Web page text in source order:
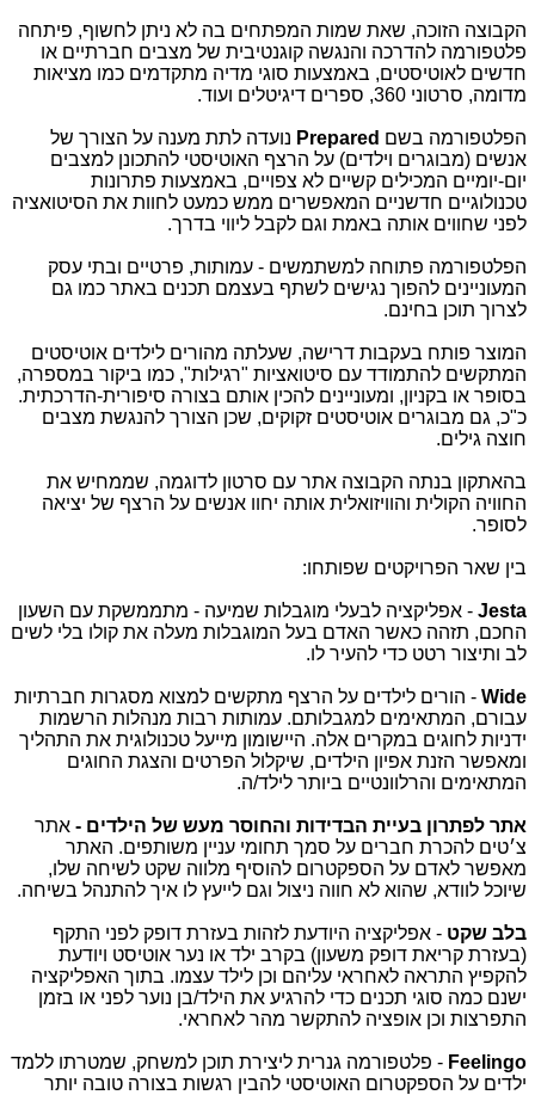
הקבוצה הזוכה, שאת שמות המפתחים בה לא ניתן לחשוף, פיתחה
פלטפורמה להדרכה והנגשה קוגנטיבית של מצבים חברתיים או
חדשים לאוטיסטים, באמצעות סוגי מדיה מתקדמים כמו מציאות
מדומה, סרטוני 360, ספרים דיגיטלים ועוד.
הפלטפורמה בשם Prepared נועדה לתת מענה על הצורך של
אנשים (מבוגרים וילדים) על הרצף האוטיסטי להתכונן למצבים
יום-יומיים המכילים קשיים לא צפויים, באמצעות פתרונות
טכנולוגיים חדשניים המאפשרים ממש כמעט לחוות את הסיטואציה
לפני שחווים אותה באמת וגם לקבל ליווי בדרך.
הפלטפורמה פתוחה למשתמשים - עמותות, פרטיים ובתי עסק
המעוניינים להפוך נגישים לשתף בעצמם תכנים באתר כמו גם
לצרוך תוכן בחינם.
המוצר פותח בעקבות דרישה, שעלתה מהורים לילדים אוטיסטים
המתקשים להתמודד עם סיטואציות "רגילות", כמו ביקור במספרה,
בסופר או בקניון, ומעוניינים להכין אותם בצורה סיפורית-הדרכתית.
כ"כ, גם מבוגרים אוטיסטים זקוקים, שכן הצורך להנגשת מצבים
חוצה גילים.
בהאתקון בנתה הקבוצה אתר עם סרטון לדוגמה, שממחיש את
החוויה הקולית והוויזואלית אותה יחוו אנשים על הרצף של יציאה
לסופר.
בין שאר הפרויקטים שפותחו:
Jesta - אפליקציה לבעלי מוגבלות שמיעה - מתממשקת עם השעון
החכם, תזהה כאשר האדם בעל המוגבלות מעלה את קולו בלי לשים
לב ותיצור רטט כדי להעיר לו.
Wide - הורים לילדים על הרצף מתקשים למצוא מסגרות חברתיות
עבורם, המתאימים למגבלותם. עמותות רבות מנהלות הרשמות
ידניות לחוגים במקרים אלה. היישומון מייעל טכנולוגית את התהליך
ומאפשר הזנת אפיון הילדים, שיקלול הפרטים והצגת החוגים
המתאימים והרלוונטיים ביותר לילד/ה.
אתר לפתרון בעיית הבדידות והחוסר מעש של הילדים - אתר
צ׳טים להכרת חברים על סמך תחומי עניין משותפים. האתר
מאפשר לאדם על הספקטרום להוסיף מלווה שקט לשיחה שלו,
שיוכל לוודא, שהוא לא חווה ניצול וגם לייעץ לו איך להתנהל בשיחה.
בלב שקט - אפליקציה היודעת לזהות בעזרת דופק לפני התקף
(בעזרת קריאת דופק משעון) בקרב ילד או נער אוטיסט ויודעת
להקפיץ התראה לאחראי עליהם וכן לילד עצמו. בתוך האפליקציה
ישנם כמה סוגי תכנים כדי להרגיע את הילד/בן נוער לפני או בזמן
התפרצות וכן אופציה להתקשר מהר לאחראי.
Feelingo - פלטפורמה גנרית ליצירת תוכן למשחק, שמטרתו ללמד
ילדים על הספקטרום האוטיסטי להבין רגשות בצורה טובה יותר